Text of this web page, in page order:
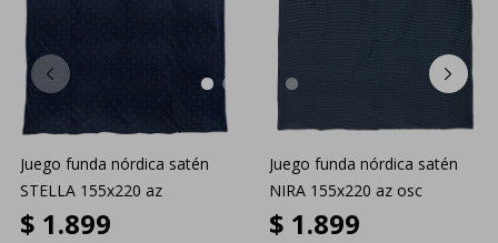
Juego funda nórdica satén
STELLA 155x220 az
$ 1.899
Juego funda nórdica satén
NIRA 155x220 az osc
$ 1.899